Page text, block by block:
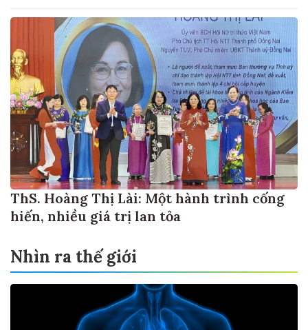
ThS. Hoàng Thị Lài: Một hành trình cống
hiến, nhiều giá trị lan tỏa
Nhìn ra thế giới